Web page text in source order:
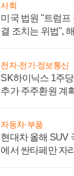
사회
미국 법원 "트럼프
결 조치는 위법",
전자·전기·정보통신
SK하이닉스 1주
추가 주주환원 계
자동차·부품
현대차 올해 SUV
에서 싼타페만 자